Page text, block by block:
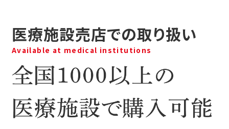
医療施設売店での取り扱い
Available at medical institutions